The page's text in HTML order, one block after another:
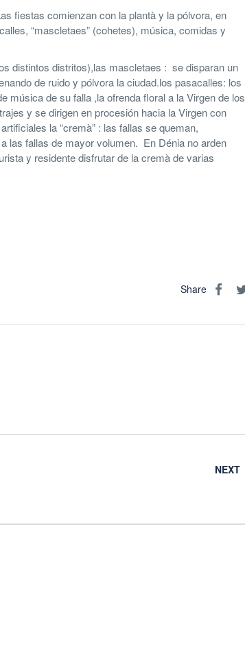
fiestas comienzan con la plantà y la pólvora, en
“mascletaes” (cohetes), música, comidas y
distintos distritos),las mascletaes : se disparan un
de ruido y pólvora la ciudad.los pasacalles: los
música de su falla ,la ofrenda floral a la Virgen de los
y se dirigen en procesión hacia la Virgen con
la “cremà” : las fallas se queman,
las fallas de mayor volumen. En Dénia no arden
y residente disfrutar de la cremà de varias
Share
NEXT